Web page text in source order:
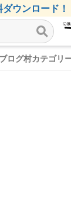
ウンロード！
ブログ村カテゴリ